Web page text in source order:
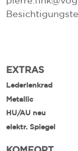
EXTRAS
Lederlenkrad
Metallic
HU/AU neu
elektr. Spiegel